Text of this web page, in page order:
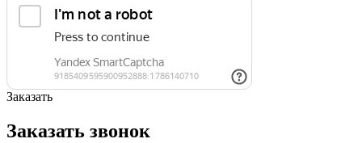
Заказать
Заказать звонок